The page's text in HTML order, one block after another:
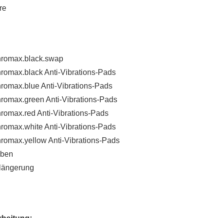
Anti-Vibrations-Pads
Anti-Vibrations-Pads
Anti-Vibrations-Pads
Anti-Vibrations-Pads
Anti-Vibrations-Pads
Anti-Vibrations-Pads